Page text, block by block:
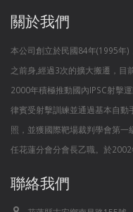
關於我們
本公司創立於民國84年(1995年
之前身,經過3次的擴大搬遷，目
2000年積極推動國內IPSC射擊
律賓受射擊訓練並通過基本自動
照，並獲國際靶場裁判學會第
任花蓮分會分會長乙職。於2002
聯絡我們